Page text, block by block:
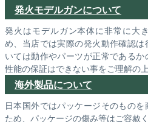
発火モデルガンについて
発火はモデルガン本体に非常に大
め、当店では実際の発火動作確認
いては動作やパーツが正常である
性能の保証はできない事をご理解の
海外製品について
日本国外ではパッケージそのもの
ため、パッケージの傷み等はご容赦く